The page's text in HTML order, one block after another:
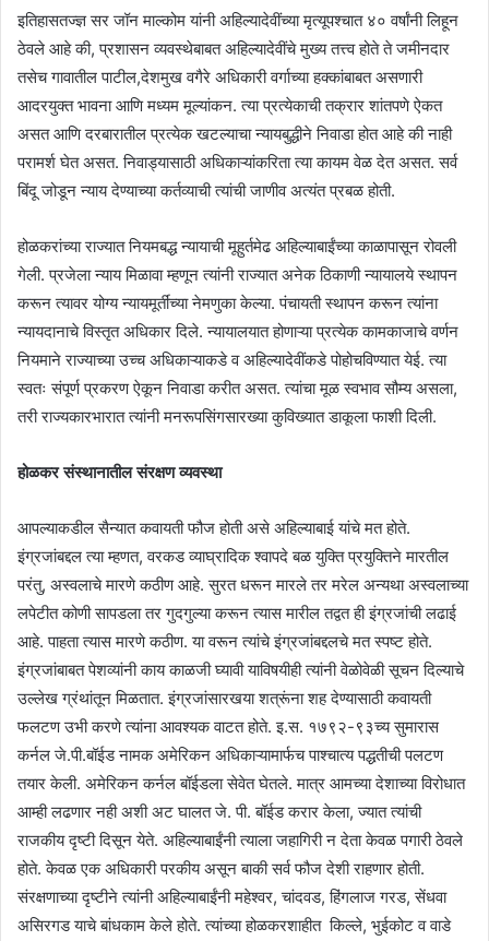
इतिहासतज्ज्ञ सर जॉन माल्कोम यांनी अहिल्यादेवींच्या मृत्यूपश्चात ४० वर्षांनी लिहून
ठेवले आहे की, प्रशासन व्यवस्थेबाबत अहिल्यादेवींचे मुख्य तत्त्व होते ते जमीनदार
तसेच गावातील पाटील,देशमुख वगैरे अधिकारी वर्गाच्या हक्कांबाबत असणारी
आदरयुक्त भावना आणि मध्यम मूल्यांकन. त्या प्रत्येकाची तक्रार शांतपणे ऐकत
असत आणि दरबारातील प्रत्येक खटल्याचा न्यायबुद्धीने निवाडा होत आहे की नाही
परामर्श घेत असत. निवाड्यासाठी अधिकाऱ्यांकरिता त्या कायम वेळ देत असत. सर्व
बिंदू जोडून न्याय देण्याच्या कर्तव्याची त्यांची जाणीव अत्यंत प्रबळ होती.
होळकरांच्या राज्यात नियमबद्ध न्यायाची मूहुर्तमेढ अहिल्याबाईंच्या काळापासून रोवली
गेली. प्रजेला न्याय मिळावा म्हणून त्यांनी राज्यात अनेक ठिकाणी न्यायालये स्थापन
करून त्यावर योग्य न्यायमूर्तींच्या नेमणुका केल्या. पंचायती स्थापन करून त्यांना
न्यायदानाचे विस्तृत अधिकार दिले. न्यायालयात होणाऱ्या प्रत्येक कामकाजाचे वर्णन
नियमाने राज्याच्या उच्च अधिकाऱ्याकडे व अहिल्यादेवींकडे पोहोचविण्यात येई. त्या
स्वतः संपूर्ण प्रकरण ऐकून निवाडा करीत असत. त्यांचा मूळ स्वभाव सौम्य असला,
तरी राज्यकारभारात त्यांनी मनरूपसिंगसारख्या कुविख्यात डाकूला फाशी दिली.
होळकर संस्थानातील संरक्षण व्यवस्था
आपल्याकडील सैन्यात कवायती फौज होती असे अहिल्याबाई यांचे मत होते.
इंग्रजांबद्दल त्या म्हणत, वरकड व्याघ्रादिक श्वापदे बळ युक्ति प्रयुक्तिने मारतील
परंतु, अस्वलाचे मारणे कठीण आहे. सुरत धरून मारले तर मरेल अन्यथा अस्वलाच्या
लपेटीत कोणी सापडला तर गुदगुल्या करून त्यास मारील तद्वत ही इंग्रजांची लढाई
आहे. पाहता त्यास मारणे कठीण. या वरून त्यांचे इंग्रजांबद्दलचे मत स्पष्ट होते.
इंग्रजांबाबत पेशव्यांनी काय काळजी घ्यावी याविषयीही त्यांनी वेळोवेळी सूचन दिल्याचे
उल्लेख ग्रंथांतून मिळतात. इंग्रजांसारखया शत्रूंना शह देण्यासाठी कवायती
फलटण उभी करणे त्यांना आवश्यक वाटत होते. इ.स. १७९२-९३च्य सुमारास
कर्नल जे.पी.बॉईड नामक अमेरिकन अधिकाऱ्यामार्फच पाश्चात्य पद्धतीची पलटण
तयार केली. अमेरिकन कर्नल बॉईडला सेवेत घेतले. मात्र आमच्या देशाच्या विरोधात
आम्ही लढणार नही अशी अट घालत जे. पी. बॉईड करार केला, ज्यात त्यांची
राजकीय दृष्टी दिसून येते. अहिल्याबाईंनी त्याला जहागिरी न देता केवळ पगारी ठेवले
होते. केवळ एक अधिकारी परकीय असून बाकी सर्व फौज देशी राहणार होती.
संरक्षणाच्या दृष्टीने त्यांनी अहिल्याबाईंनी महेश्वर, चांदवड, हिंगलाज गरड, सेंधवा
असिरगड याचे बांधकाम केले होते. त्यांच्या होळकरशाहीत किल्ले, भुईकोट व वाडे